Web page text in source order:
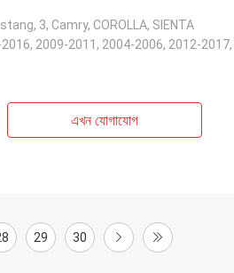
3, Camry, COROLLA, SIENTA
এখন যোগাযোগ
29 30